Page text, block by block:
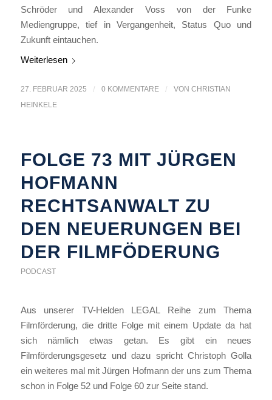
Schröder und Alexander Voss von der Funke
Mediengruppe, tief in Vergangenheit, Status Quo und
Zukunft eintauchen.
Weiterlesen
27. FEBRUAR 2025 / 0 KOMMENTARE / VON CHRISTIAN
HEINKELE
FOLGE 73 MIT JÜRGEN
HOFMANN
RECHTSANWALT ZU
DEN NEUERUNGEN BEI
DER FILMFÖDERUNG
PODCAST
Aus unserer TV-Helden LEGAL Reihe zum Thema
Filmförderung, die dritte Folge mit einem Update da hat
sich nämlich etwas getan. Es gibt ein neues
Filmförderungsgesetz und dazu spricht Christoph Golla
ein weiteres mal mit Jürgen Hofmann der uns zum Thema
schon in Folge 52 und Folge 60 zur Seite stand.